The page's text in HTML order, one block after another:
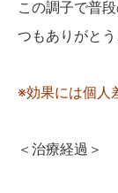
この調子で普
つもありがとう
※効果には個人
＜治療経過＞